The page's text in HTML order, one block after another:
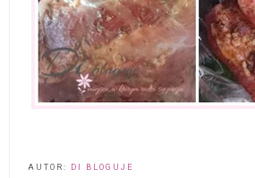
AUTOR: DI BLOGUJE